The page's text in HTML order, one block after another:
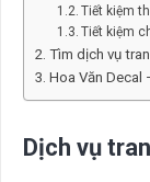
Tiết kiệm
Tiết kiệm
Tìm dịch vụ
Hoa Văn Decal
Dịch vụ